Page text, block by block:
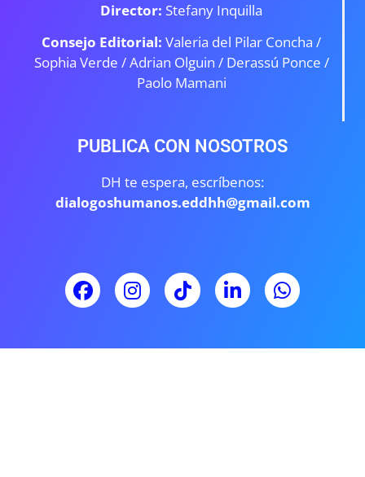
Director: Stefany Inquilla
Consejo Editorial: Valeria del Pilar Concha /
Sophia Verde /Adrian Olguin / Derassú Ponce /
Paolo Mamani
PUBLICA CON NOSOTROS
DH te espera, escríbenos:
dialogoshumanos.eddhh@gmail.com